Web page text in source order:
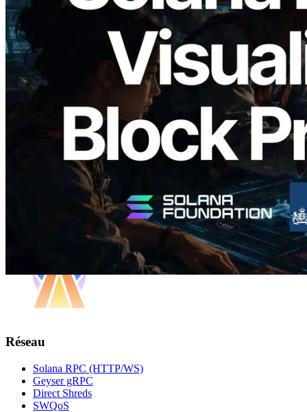
2026.05.24
Validators Solutions lance le Solana Block
Analyzer — Visualisation du temps de
production de bloc par slot et des
validateurs assignés
Réseau
Solana RPC (HTTP/WS)
Geyser gRPC
Direct Shreds
SWQoS